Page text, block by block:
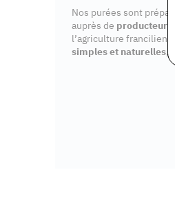
Nos purées sont
auprès de producteurs
l’agriculture
simples et naturelles,